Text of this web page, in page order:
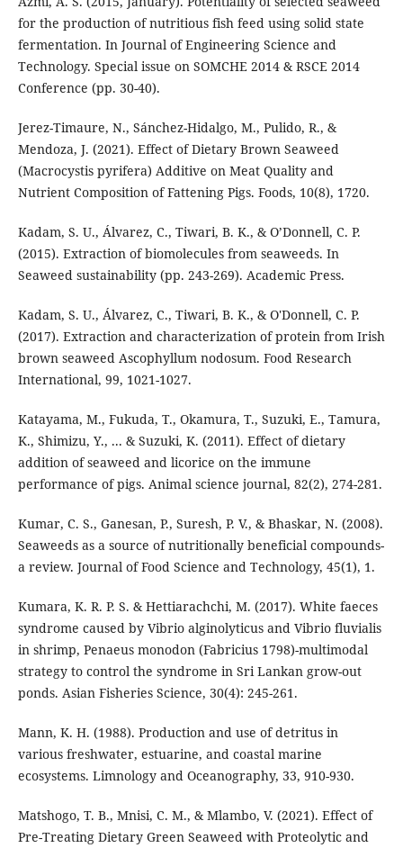
for the production of nutritious fish feed using solid state
fermentation. In Journal of Engineering Science and
Technology. Special issue on SOMCHE 2014 & RSCE 2014
Conference (pp. 30-40).
Jerez-Timaure, N., Sánchez-Hidalgo, M., Pulido, R., &
Mendoza, J. (2021). Effect of Dietary Brown Seaweed
(Macrocystis pyrifera) Additive on Meat Quality and
Nutrient Composition of Fattening Pigs. Foods, 10(8), 1720.
Kadam, S. U., Álvarez, C., Tiwari, B. K., & O’Donnell, C. P.
(2015). Extraction of biomolecules from seaweeds. In
Seaweed sustainability (pp. 243-269). Academic Press.
Kadam, S. U., Álvarez, C., Tiwari, B. K., & O'Donnell, C. P.
(2017). Extraction and characterization of protein from Irish
brown seaweed Ascophyllum nodosum. Food Research
International, 99, 1021-1027.
Katayama, M., Fukuda, T., Okamura, T., Suzuki, E., Tamura,
K., Shimizu, Y., ... & Suzuki, K. (2011). Effect of dietary
addition of seaweed and licorice on the immune
performance of pigs. Animal science journal, 82(2), 274-281.
Kumar, C. S., Ganesan, P., Suresh, P. V., & Bhaskar, N. (2008).
Seaweeds as a source of nutritionally beneficial compounds-
a review. Journal of Food Science and Technology, 45(1), 1.
Kumara, K. R. P. S. & Hettiarachchi, M. (2017). White faeces
syndrome caused by Vibrio alginolyticus and Vibrio fluvialis
in shrimp, Penaeus monodon (Fabricius 1798)-multimodal
strategy to control the syndrome in Sri Lankan grow-out
ponds. Asian Fisheries Science, 30(4): 245-261.
Mann, K. H. (1988). Production and use of detritus in
various freshwater, estuarine, and coastal marine
ecosystems. Limnology and Oceanography, 33, 910-930.
Matshogo, T. B., Mnisi, C. M., & Mlambo, V. (2021). Effect of
Pre-Treating Dietary Green Seaweed with Proteolytic and